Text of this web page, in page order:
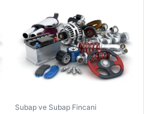
Subap ve Subap Fincani